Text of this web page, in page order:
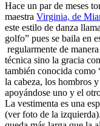
Hace un par de meses
maestra Virginia, de
este estilo de danza
golfo” pues se baila en
regularmente de
técnica sino la gracia
también conocida como
la cabeza, los hombros
apoyándose uno y el
La vestimenta es una
(ver foto de la